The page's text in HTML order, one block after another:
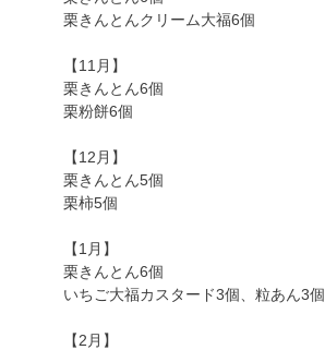
栗きんとんクリーム大福6個
【11月】
栗きんとん6個
栗粉餅6個
【12月】
栗きんとん5個
栗柿5個
【1月】
栗きんとん6個
いちご大福カスタード3個、粒あん3個
【2月】